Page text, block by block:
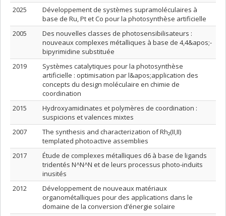
2025
Développement de systèmes supramoléculaires à
base de Ru, Pt et Co pour la photosynthèse artificielle
2005
Des nouvelles classes de photosensibilisateurs :
nouveaux complexes métalliques à base de 4,4&apos;-
bipyrimidine substituée
2019
Systèmes catalytiques pour la photosynthèse
artificielle : optimisation par l&apos;application des
concepts du design moléculaire en chimie de
coordination
2015
Hydroxyamidinates et polymères de coordination :
suspicions et valences mixtes
2007
The synthesis and characterization of Rh₂(II,II)
templated photoactive assemblies
2017
Étude de complexes métalliques d6 à base de ligands
tridentés N^N^N et de leurs processus photo-induits
inusités
2012
Développement de nouveaux matériaux
organométalliques pour des applications dans le
domaine de la conversion d’énergie solaire